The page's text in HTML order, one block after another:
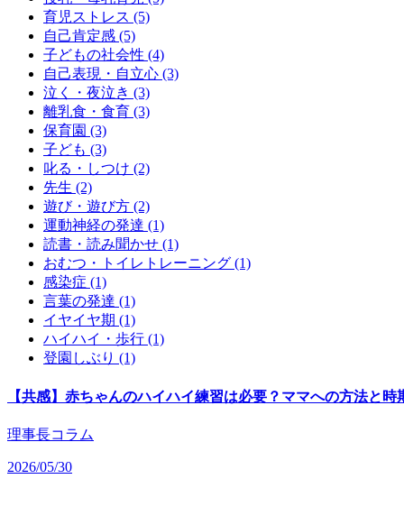
育児ストレス (5)
自己肯定感 (5)
子どもの社会性 (4)
自己表現・自立心 (3)
泣く・夜泣き (3)
離乳食・食育 (3)
保育園 (3)
子ども (3)
叱る・しつけ (2)
先生 (2)
遊び・遊び方 (2)
運動神経の発達 (1)
読書・読み聞かせ (1)
おむつ・トイレトレーニング (1)
感染症 (1)
言葉の発達 (1)
イヤイヤ期 (1)
ハイハイ・歩行 (1)
登園しぶり (1)
【共感】赤ちゃんのハイハイ練習は必要？ママへの方法と時
理事長コラム
2026/05/30